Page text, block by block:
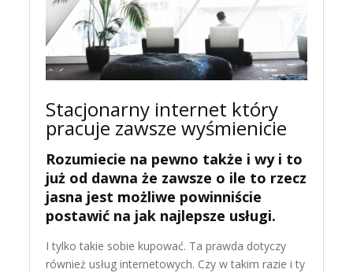
Stacjonarny internet który
pracuje zawsze wyśmienicie
Rozumiecie na pewno także i wy i to
już od dawna że zawsze o ile to rzecz
jasna jest możliwe powinniście
postawić na jak najlepsze usługi.
I tylko takie sobie kupować. Ta prawda dotyczy
również usług internetowych. Czy w takim razie i ty